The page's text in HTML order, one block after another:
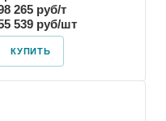
265 руб/т
539 руб/шт
КУПИТЬ